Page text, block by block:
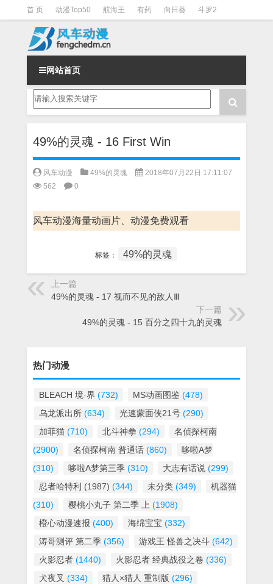
首 页 动漫Top50 航海王 有药 向日葵 斗罗2
斗罗3 火影 一拳超人
网站首页
49%的灵魂 - 16 First Win
风车动漫 49%的灵魂
2018年07月22日 17:11:07
562
0
风车动漫海量动画片、动漫免费观看
标签： 49%的灵魂
上一篇
49%的灵魂 - 17 视而不见的敌人Ⅲ
下一篇
49%的灵魂 - 15 百分之四十九的灵魂
热门动漫
BLEACH 境·界 (732) MS动画图鉴 (478)
乌龙派出所 (634) 光速蒙面侠21号 (290)
加菲猫 (710) 北斗神拳 (294)
名侦探柯南
(2900)
名侦探柯南 普通话 (860)
哆啦A梦
(310)
哆啦A梦第三季 (310) 大志有话说 (299)
忍者哈特利 (1987) (344) 未分类 (349)
机器猫
(310)
樱桃小丸子 第二季 上 (1908)
橙心动漫速报 (400) 海绵宝宝 (332)
涛哥测评 第二季 (356) 游戏王 怪兽之决斗 (642)
火影忍者 (1440) 火影忍者 经典战役之卷 (336)
犬夜叉 (334) 猎人×猎人 重制版 (296)